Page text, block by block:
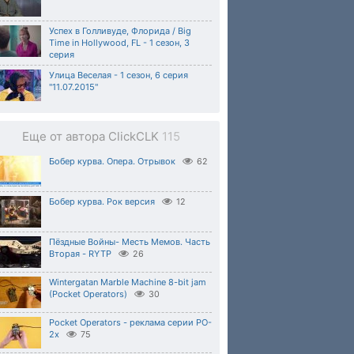
Успех в Голливуде, Флорида / Big
Time in Hollywood, FL - 1 сезон, 3
серия
Улица Веселая - 1 сезон, 6 серия
"11.07.2015"
Еще от автора ClickCLK 115
Бобер курва. Опера. Отрывок 62
Бобер курва. Рок версия 12
Пёздные Войны- Месть Мемов. Часть
Вторая - RYTP
26
Wintergatan Marble Machine 8-bit jam
(Pocket Operators)
30
Pocket Operators - реклама серии PO-
2x
75